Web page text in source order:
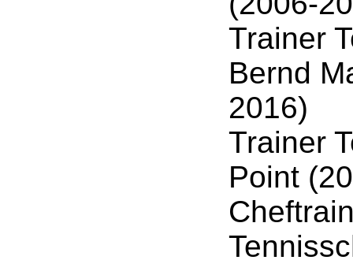
Trainer
Bernd
2016)
Trainer
Point